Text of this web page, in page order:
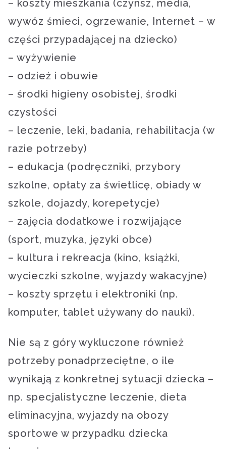
– koszty mieszkania (czynsz, media,
wywóz śmieci, ogrzewanie, Internet – w
części przypadającej na dziecko)
– wyżywienie
– odzież i obuwie
– środki higieny osobistej, środki
czystości
– leczenie, leki, badania, rehabilitacja (w
razie potrzeby)
– edukacja (podręczniki, przybory
szkolne, opłaty za świetlicę, obiady w
szkole, dojazdy, korepetycje)
– zajęcia dodatkowe i rozwijające
(sport, muzyka, języki obce)
– kultura i rekreacja (kino, książki,
wycieczki szkolne, wyjazdy wakacyjne)
– koszty sprzętu i elektroniki (np.
komputer, tablet używany do nauki).
Nie są z góry wykluczone również
potrzeby ponadprzeciętne, o ile
wynikają z konkretnej sytuacji dziecka –
np. specjalistyczne leczenie, dieta
eliminacyjna, wyjazdy na obozy
sportowe w przypadku dziecka